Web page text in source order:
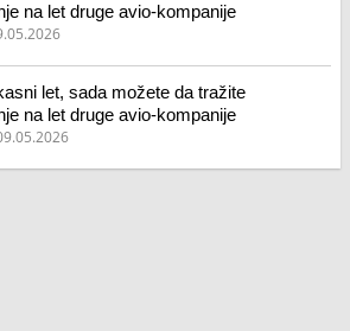
na let druge avio-kompanije
let, sada možete da tražite
na let druge avio-kompanije